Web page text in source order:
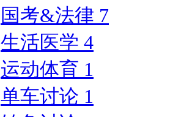
国考&法律 7
生活医学 4
运动体育 1
单车讨论 1